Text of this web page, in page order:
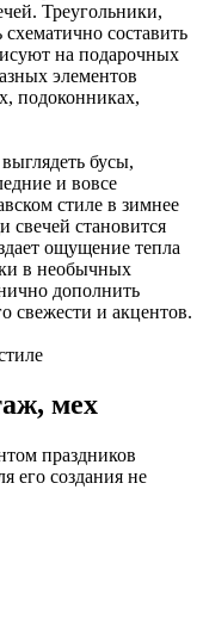
Треугольники,
составить
на подарочных
элементов
подоконниках,
бусы,
и вовсе
стиле в зимнее
становится
ощущение тепла
в необычных
дополнить
свежести и акцентов.
мех
праздников
его создания не